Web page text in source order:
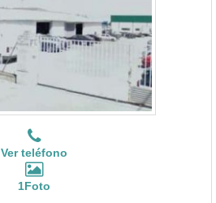
Ver teléfono
1Foto